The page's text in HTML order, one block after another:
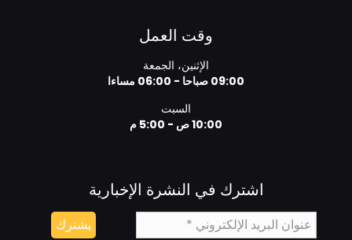
وقت العمل
الإثنين، الجمعة
09:00 صباحا - 06:00 مساءا
السبت
10:00 ص - 5:00 م
اشترك في النشرة الإخبارية